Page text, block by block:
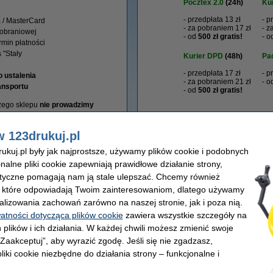
/ MasterCard
płatności
ustalenia
sklepu nie prowadzimy
Pocztex 2.0 (24h)
- przedpłata 13 zł
- za pobraniem 17 zł
- od 500 zł gratis!
-
-
- od
Kurier DPD (48h)
- przedpłata 17 zł
- za pobraniem 21 zł
- od 500 zł gratis!
-
- od
Sklep z tanimi tuszami, tonerami i drukarkami
którym szybko i wygodnie kupisztusze i tonerydo drukarek,papier ksero
drukarek atramentowychi
dostępnych na rynku - m.in.
również w sprzedaży drukarek, urządzeń wielofunkcyjnych, drukarek etykiet
realizację i produkty, którym możesz zaufać. W naszej ofercie znajdziesz
pojemnościi zdożywotnią gwarancją. Marka 123drukuj to coś więcej niż
tej marki, które sprawdzą się zarówno w biurze, jak i w domu.
indywidualnych, oferując bardzo wysoką dostępność produktów.
baterie, oświetlenie LED, chemię gospodarczą czy produkty spożywcze -
ceny, szybką wysyłkę i sprawdzoną jakość. Drukuj więcej i płać
123drukuj.pl
były jak najprostsze, używamy plików cookie i podobnych
pliki cookie zapewniają prawidłowe działanie strony,
pomagają nam ją stale ulepszać. Chcemy również
odpowiadają Twoim zainteresowaniom, dlatego używamy
zachowań zarówno na naszej stronie, jak i poza nią.
dotycząca plików cookiezawiera wszystkie szczegóły na
i ich działania. W każdej chwili możesz zmienić swoje
aby wyrazić zgodę. Jeśli się nie zgadzasz,
cookie niezbędne do działania strony – funkcjonalne i